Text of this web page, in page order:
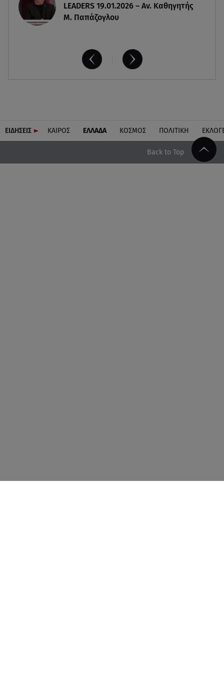
LEADERS 19.01.2026 – Αν. Καθηγητής
Μ. Παπάζογλου
ΕΙΔΗΣΕΙΣ ΚΑΙΡΟΣ ΕΛΛΑΔΑ ΚΟΣΜΟΣ ΠΟΛΙΤΙΚΗ
Back to Top